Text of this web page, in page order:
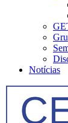
Notícias